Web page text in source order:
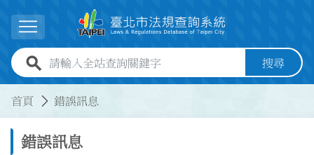
展開選單
全站查詢關鍵字欄位 搜尋
首頁 錯誤訊息
錯誤訊息